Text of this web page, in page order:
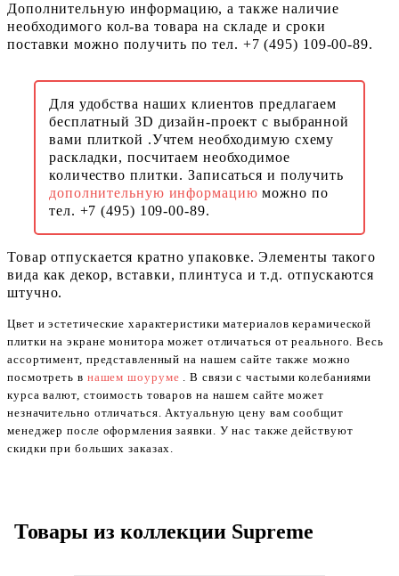
Дополнительную информацию, а также наличие
необходимого кол-ва товара на складе и сроки
поставки можно получить по тел. +7 (495) 109-00-89.
Для удобства наших клиентов предлагаем
бесплатный 3D дизайн-проект с выбранной
вами плиткой .Учтем необходимую схему
раскладки, посчитаем необходимое
количество плитки. Записаться и получить
дополнительную информациюможно по
тел. +7 (495) 109-00-89.
Товар отпускается кратно упаковке. Элементы такого
вида как декор, вставки, плинтуса и т.д. отпускаются
штучно.
Цвет и эстетические характеристики материалов керамической
плитки на экране монитора может отличаться от реального. Весь
ассортимент, представленный на нашем сайте также можно
посмотреть в нашем шоуруме . В связи с частыми колебаниями
курса валют, стоимость товаров на нашем сайте может
незначительно отличаться. Актуальную цену вам сообщит
менеджер после оформления заявки. У нас также действуют
скидки при больших заказах.
Товары из коллекции Supreme